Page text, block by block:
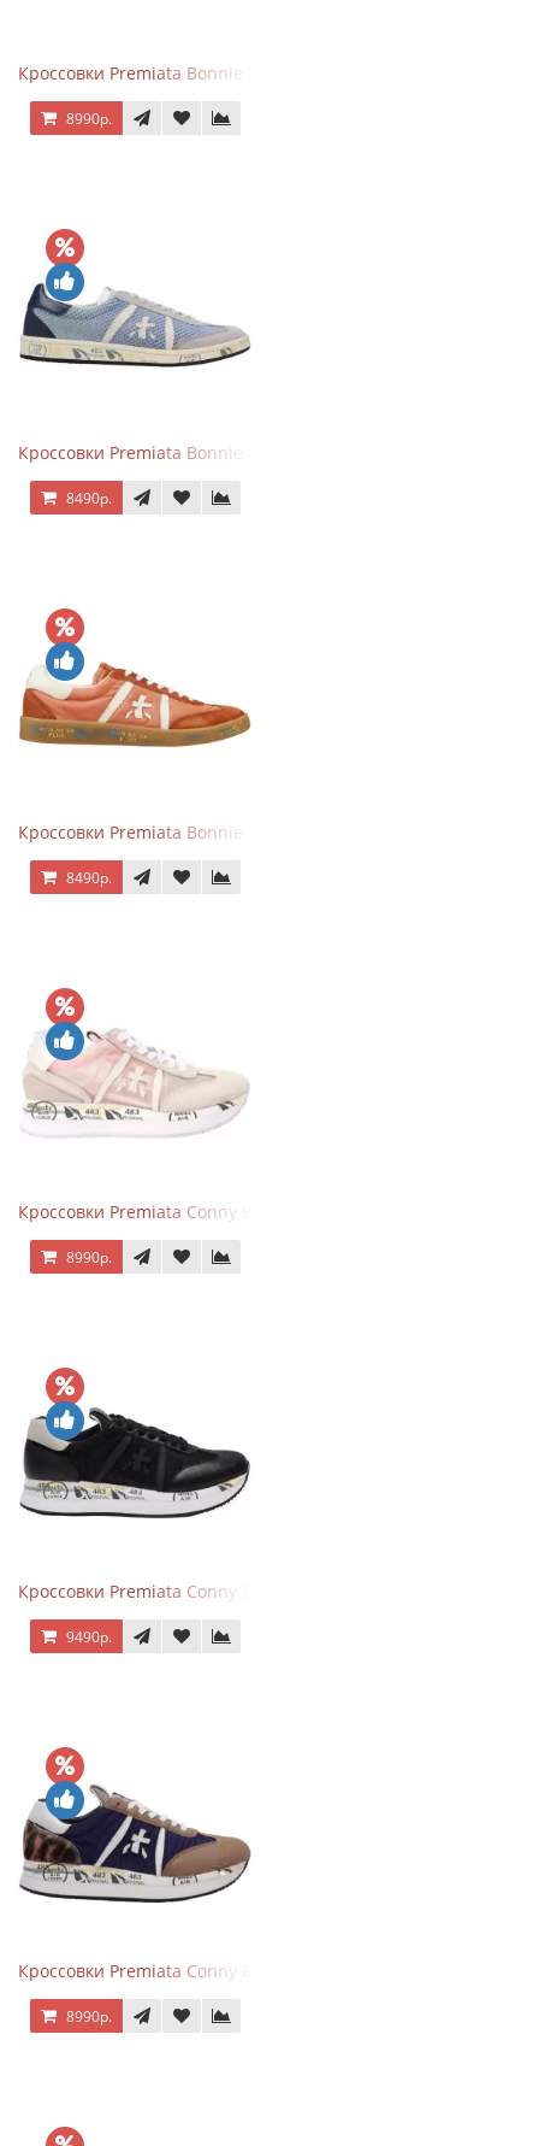
Кроссовки Premiata Bonnie Blue
8990р.
Кроссовки Premiata Bonnie серо-голубые
8490р.
Кроссовки Premiata Bonnie Brick Orange
8490р.
Кроссовки Premiata Conny Beige Pink
8990р.
Кроссовки Premiata Conny Black
9490р.
Кроссовки Premiata Conny Blue Brown
8990р.